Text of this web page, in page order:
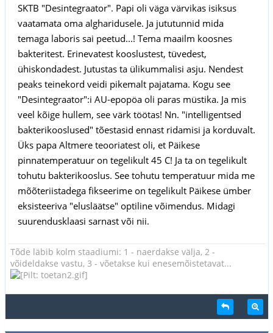
SKTB "Desintegraator". Papi oli väga värvikas isiksus
vaatamata oma algharidusele. Ja jututunnid mida
temaga laboris sai peetud...! Tema maailm koosnes
bakteritest. Erinevatest kooslustest, tüvedest,
ühiskondadest. Jutustas ta ülikummalisi asju. Nendest
peaks teinekord veidi pikemalt pajatama. Kogu see
"Desintegraator":i AU-epopöa oli paras müstika. Ja mis
veel kõige hullem, see värk töötas! Nn. "intelligentsed
bakterikooslused" tõestasid ennast ridamisi ja korduvalt.
Üks papa Altmere teooriatest oli, et Päikese
pinnatemperatuur on tegelikult 45 C! Ja ta on tegelikult
tohutu bakterikooslus. See tohutu temperatuur mida me
mõõteriistadega fikseerime on tegelikult Päikese ümber
eksisteeriva "elusläätse" optiline võimendus. Midagi
suurendusklaasi sarnast või nii.
Tõde läbib kolm staadiumi: 1 - naerdakse välja, 2 -
võideldakse vastu, 3 - võetakse kui enesemõistetavat...